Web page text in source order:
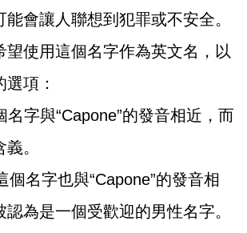
會讓人聯想到犯罪或不安全。
望使用這個名字作為英文名，以
項：
名字與“Capone”的發音相近，而
。
個名字也與“Capone”的發音相
為是一個受歡迎的男性名字。